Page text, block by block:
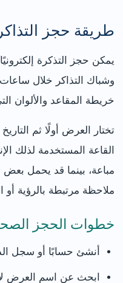
طريقة حجز التذاكر
يمكن حجز التذكرة
وشباك التذاكر خلال
خريطة المقاعد والألوان
تختار العرض أولًا ثم
القاعة المستخدمة لذلك
مباعة، بينما قد يحمل
ملاحظة مرتبطة بالرؤية أو
خطوات الحجز
أنشئ حسابًا أو سجل
ابحث عن اسم العرض